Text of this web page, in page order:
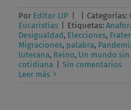
Por Editor LIP Categorías:
Eucaristías
Etiquetas:
Desigualdad, Elecciones,
Migraciones, palabra,
luterana, Reino, Un mundo
cotidiana
Sin comentarios
Leer más